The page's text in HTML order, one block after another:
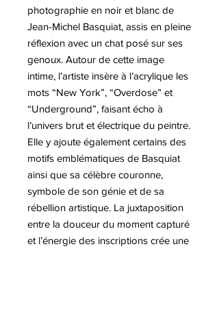
photographie en noir et blanc de
Jean-Michel Basquiat, assis en pleine
réflexion avec un chat posé sur ses
genoux. Autour de cette image
intime, l’artiste insère à l’acrylique les
mots “New York”, “Overdose” et
“Underground”, faisant écho à
l’univers brut et électrique du peintre.
Elle y ajoute également certains des
motifs emblématiques de Basquiat
ainsi que sa célèbre couronne,
symbole de son génie et de sa
rébellion artistique. La juxtaposition
entre la douceur du moment capturé
et l’énergie des inscriptions crée une